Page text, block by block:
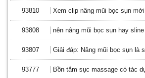
93810 Xem clip nâng mũi bọc sụn
93808 nên nâng mũi bọc sụn hay sline
93807 Giải đáp: Nâng mũi bọc sụn là
93777 Bồn tắm sục massage có tác